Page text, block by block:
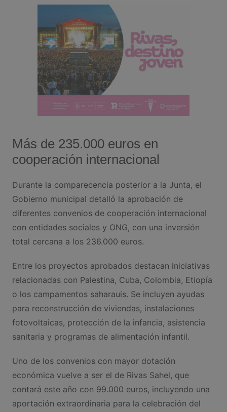
Más de 235.000 euros en
cooperación internacional
Durante la comparecencia posterior a la Junta, el
Gobierno municipal detalló la aprobación de
diferentes convenios de cooperación internacional
con entidades sociales y ONG, con una inversión
total cercana a los 236.000 euros.
Entre los proyectos aprobados destacan iniciativas
relacionadas con Palestina, Cuba, Colombia, Etiopía
o los campamentos saharauis. Se incluyen ayudas
para reconstrucción de viviendas, instalaciones
fotovoltaicas, protección de la infancia, asistencia
sanitaria y programas de alimentación infantil.
Uno de los convenios con mayor dotación
económica vuelve a ser el de Rivas Sahel, que
contará este año con 99.000 euros, incluyendo una
aportación extraordinaria para la celebración del